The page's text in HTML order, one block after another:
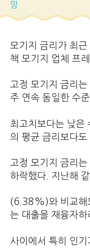
망
모기지 금리가 최
책 모기지 업체 프
고정 모기지 금리
주 연속 동일한 수
최고치보다는 낮은
의 평균 금리보다
고정 모기지 금리
하락했다. 지난해
(6.38%)와 비교해
는 대출을 재융자
사이에서 특히 인기